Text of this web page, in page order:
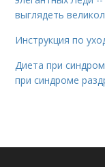
выглядеть
Инструкция по
Диета при
при синдроме